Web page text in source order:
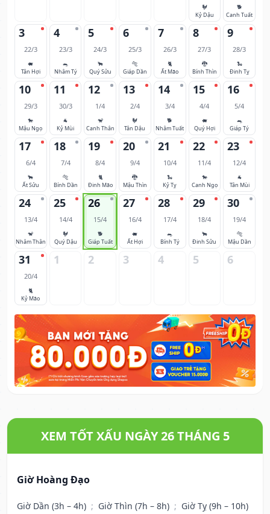
🐓
Kỷ Dậu
🐕
Canh Tuất
3
22/3
🐖
Tân Hợi
4
23/3
🐀
Nhâm Tý
5
24/3
🐂
Quý Sửu
6
25/3
🐅
Giáp Dần
7
26/3
🐈
Ất Mão
8
27/3
🐉
Bính Thìn
9
28/3
🐍
Đinh Tỵ
10
29/3
🐎
Mậu Ngọ
11
30/3
🐐
Kỷ Mùi
12
1/4
🐒
Canh Thân
13
2/4
🐓
Tân Dậu
14
3/4
🐕
Nhâm Tuất
15
4/4
🐖
Quý Hợi
16
5/4
🐀
Giáp Tý
17
6/4
🐂
Ất Sửu
18
7/4
🐅
Bính Dần
19
8/4
🐈
Đinh Mão
20
9/4
🐉
Mậu Thìn
21
10/4
🐍
Kỷ Tỵ
22
11/4
🐎
Canh Ngọ
23
12/4
🐐
Tân Mùi
24
13/4
🐒
Nhâm Thân
25
14/4
🐓
Quý Dậu
26
15/4
🐕
Giáp Tuất
27
16/4
🐖
Ất Hợi
28
17/4
🐀
Bính Tý
29
18/4
🐂
Đinh Sửu
30
19/4
🐅
Mậu Dần
31
20/4
🐈
Kỷ Mão
1 2 3 4 5 6
XEM TỐT XẤU NGÀY 26 THÁNG 5
Giờ Hoàng Đạo
Giờ Dần (3h – 4h) ; Giờ Thìn (7h – 8h) ; Giờ Tỵ (9h – 10h)